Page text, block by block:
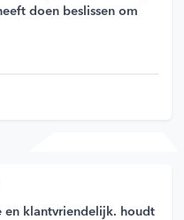
doen beslissen om
en klantvriendelijk. houdt